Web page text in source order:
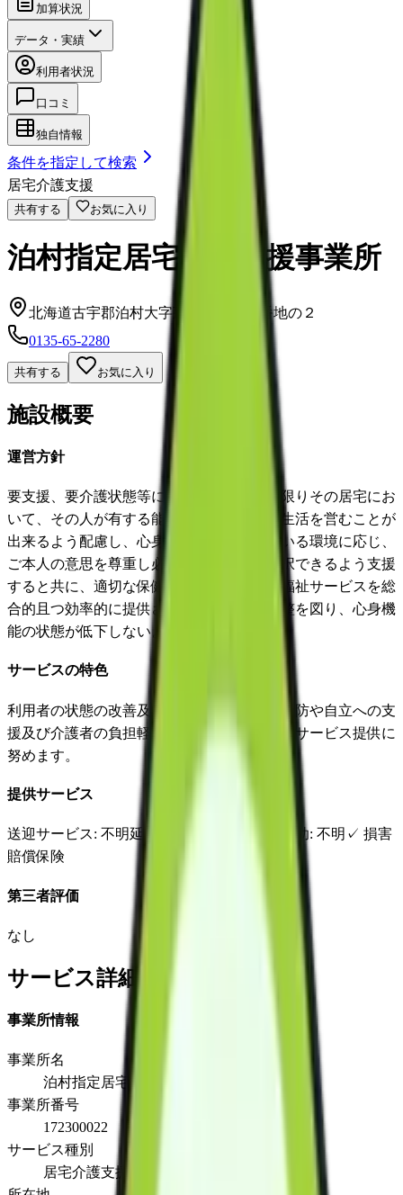
加算状況
データ・実績
利用者状況
口コミ
独自情報
条件を指定して検索
居宅介護支援
共有する お気に入り
泊村指定居宅介護支援事業所
北海道古宇郡泊村大字茅沼村５００番地の２
0135-65-2280
共有する お気に入り
施設概要
運営方針
要支援、要介護状態等になった方が可能な限りその居宅にお
いて、その人が有する能力に応じ自立した生活を営むことが
出来るよう配慮し、心身の状態や置かれている環境に応じ、
ご本人の意思を尊重し必要なサービスを選択できるよう支援
すると共に、適切な保健医療サービス及び福祉サービスを総
合的且つ効率的に提供されるように連絡調整を図り、心身機
能の状態が低下しないように支援を行う。
サービスの特色
利用者の状態の改善及び悪化の防止、介護予防や自立への支
援及び介護者の負担軽減等に十分に配慮したサービス提供に
努めます。
提供サービス
送迎サービス: 不明延長サービス 自宅援助: 不明 ✓ 損害
賠償保険
第三者評価
なし
サービス詳細
事業所情報
事業所名
泊村指定居宅介護支援事業所
事業所番号
172300022
サービス種別
居宅介護支援